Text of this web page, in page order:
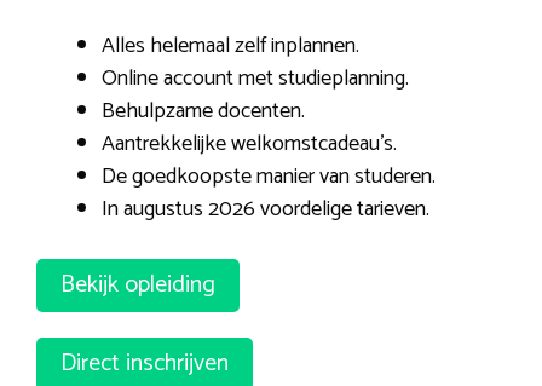
Alles helemaal zelf inplannen.
Online account met studieplanning.
Behulpzame docenten.
Aantrekkelijke welkomstcadeau’s.
De goedkoopste manier van studeren.
In augustus 2026 voordelige tarieven.
Bekijk opleiding
Direct inschrijven